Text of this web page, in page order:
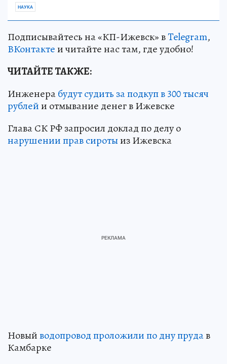
НАУКА
Подписывайтесь на «КП-Ижевск» вTelegram,
ВКонтактеи читайте нас там, где удобно!
ЧИТАЙТЕ ТАКЖЕ:
Инженерабудут судить за подкуп в 300 тысяч
рублейи отмывание денег в Ижевске
Глава СК РФ запросил доклад по делу о
нарушении прав сиротыиз Ижевска
Новыйводопровод проложили по дну прудав
Камбарке